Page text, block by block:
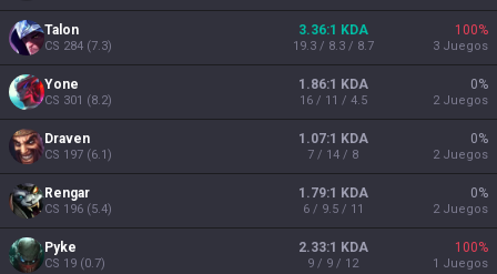
Talon
CS 284 (7.3)
3.36:1 KDA
19.3 / 8.3 / 8.7
100%
3 Juegos
Yone
CS 301 (8.2)
1.86:1 KDA
16 / 11 / 4.5
0%
2 Juegos
Draven
CS 197 (6.1)
1.07:1 KDA
7 / 14 / 8
0%
2 Juegos
Rengar
CS 196 (5.4)
1.79:1 KDA
6 / 9.5 / 11
0%
2 Juegos
Pyke
CS 19 (0.7)
2.33:1 KDA
9 / 9 / 12
100%
1 Juegos